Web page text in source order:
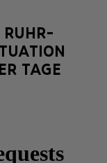
RUHR-
TAGE